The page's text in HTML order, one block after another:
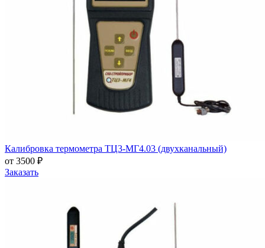
Калибровка термометра ТЦ3-МГ4.03 (двухканальный)
от 3500 ₽
Заказать